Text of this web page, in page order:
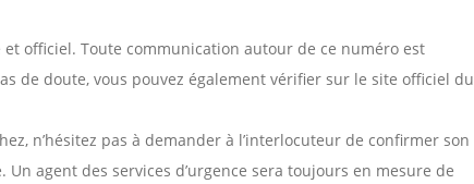
officiel. Toute communication autour de ce numéro est
de doute, vous pouvez également vérifier sur le site officiel du
n’hésitez pas à demander à l’interlocuteur de confirmer son
agent des services d’urgence sera toujours en mesure de